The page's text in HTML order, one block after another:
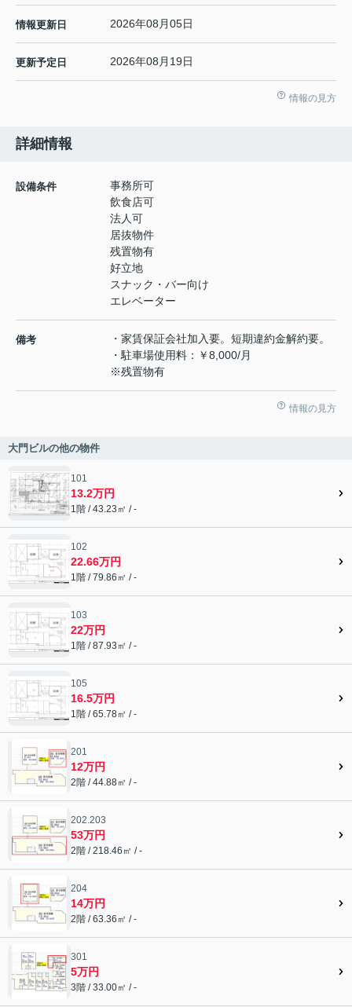
情報更新日 2026年08月05日
更新予定日 2026年08月19日
情報の見方
詳細情報
設備条件
事務所可
飲食店可
法人可
居抜物件
残置物有
好立地
スナック・バー向け
エレベーター
備考
・家賃保証会社加入要。短期違約金解約要。
・駐車場使用料：￥8,000/月
※残置物有
情報の見方
大門ビルの他の物件
101
13.2万円
1階 / 43.23㎡ / -
102
22.66万円
1階 / 79.86㎡ / -
103
22万円
1階 / 87.93㎡ / -
105
16.5万円
1階 / 65.78㎡ / -
201
12万円
2階 / 44.88㎡ / -
202.203
53万円
2階 / 218.46㎡ / -
204
14万円
2階 / 63.36㎡ / -
301
5万円
3階 / 33.00㎡ / -